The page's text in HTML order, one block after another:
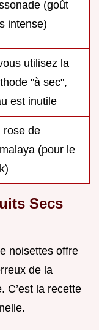
(goût
intense)
utilisez la
"à sec",
est inutile
rose de
(pour le
Secs
noisettes offre
de la
C’est la recette